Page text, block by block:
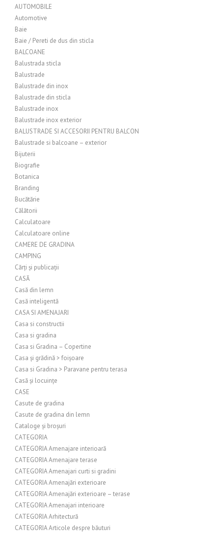
AUTOMOBILE
Automotive
Baie
Baie / Pereti de dus din sticla
BALCOANE
Balustrada sticla
Balustrade
Balustrade din inox
Balustrade din sticla
Balustrade inox
Balustrade inox exterior
BALUSTRADE SI ACCESORII PENTRU BALCON
Balustrade si balcoane – exterior
Bijuterii
Biografie
Botanica
Branding
Bucătărie
Călătorii
Calculatoare
Calculatoare online
CAMERE DE GRADINA
CAMPING
Cărți și publicații
CASĂ
Casă din lemn
Casă inteligentă
CASA SI AMENAJARI
Casa si constructii
Casa si gradina
Casa si Gradina – Copertine
Casa și grădină > foișoare
Casa si Gradina > Paravane pentru terasa
Casă și locuințe
CASE
Casute de gradina
Casute de gradina din lemn
Cataloge și broșuri
CATEGORIA
CATEGORIA Amenajare interioară
CATEGORIA Amenajare terase
CATEGORIA Amenajari curti si gradini
CATEGORIA Amenajări exterioare
CATEGORIA Amenajări exterioare – terase
CATEGORIA Amenajari interioare
CATEGORIA Arhitectură
CATEGORIA Articole despre băuturi